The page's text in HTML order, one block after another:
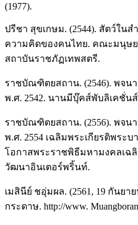
(1977).
ปรีชา สุขเกษม. (2544). สัตว์ใน
ความคิดของคนไทย. คณะมนุษ
สถาบันราชภัฏเทพสตรี.
ราชบัณฑิตยสถาน. (2546). พจ
พ.ศ. 2542. นานมีบุ๊คส์พับลิเคชั่น
ราชบัณฑิตยสถาน. (2556). พจ
พ.ศ. 2554 เฉลิมพระเกียรติพระบ
โอกาสพระราชพิธีมหามงคลเฉ
วัฒนาอินเตอร์พริ้นท์.
เมสินีย์ ชอุ่มผล. (2561, 19 กันยา
กระดาษ. http://www.